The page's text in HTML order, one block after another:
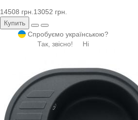
14508 грн. 13052 грн.
Купить
Спробуємо українською?
Так, звісно!
Ні